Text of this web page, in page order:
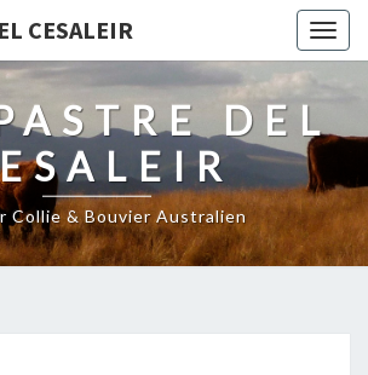
CESALEIR
DEL
Collie & Bouvier Australien